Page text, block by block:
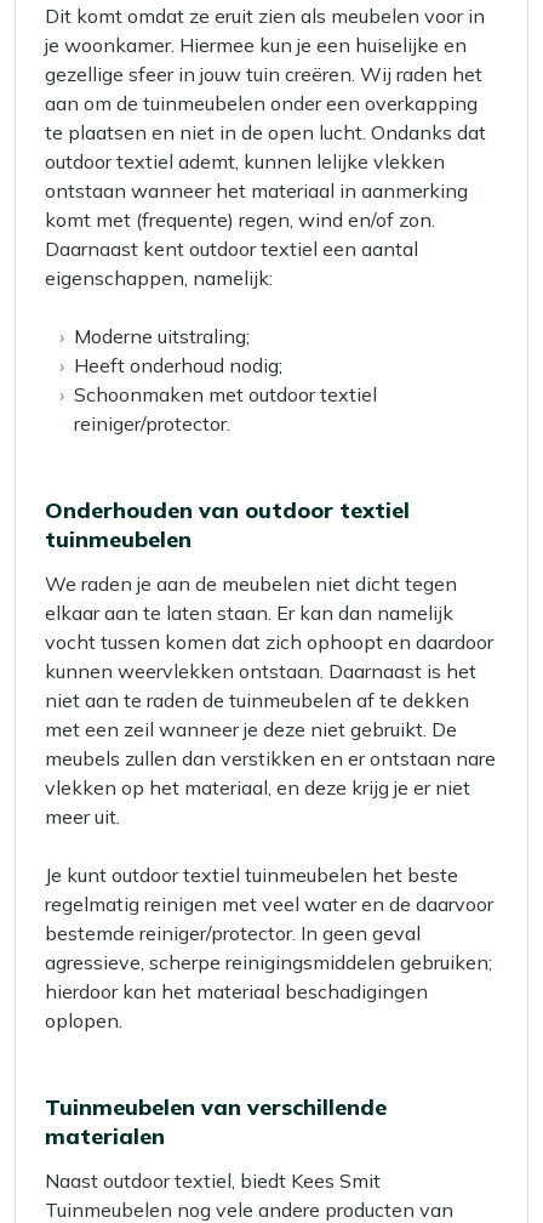
Dit komt omdat ze eruit zien als meubelen voor in
je woonkamer. Hiermee kun je een huiselijke en
gezellige sfeer in jouw tuin creëren. Wij raden het
aan om de tuinmeubelen onder een overkapping
te plaatsen en niet in de open lucht. Ondanks dat
outdoor textiel ademt, kunnen lelijke vlekken
ontstaan wanneer het materiaal in aanmerking
komt met (frequente) regen, wind en/of zon.
Daarnaast kent outdoor textiel een aantal
eigenschappen, namelijk:
Moderne uitstraling;
Heeft onderhoud nodig;
Schoonmaken met outdoor textiel
reiniger/protector.
Onderhouden van outdoor textiel
tuinmeubelen
We raden je aan de meubelen niet dicht tegen
elkaar aan te laten staan. Er kan dan namelijk
vocht tussen komen dat zich ophoopt en daardoor
kunnen weervlekken ontstaan. Daarnaast is het
niet aan te raden de tuinmeubelen af te dekken
met een zeil wanneer je deze niet gebruikt. De
meubels zullen dan verstikken en er ontstaan nare
vlekken op het materiaal, en deze krijg je er niet
meer uit.
Je kunt outdoor textiel tuinmeubelen het beste
regelmatig reinigen met veel water en de daarvoor
bestemde reiniger/protector. In geen geval
agressieve, scherpe reinigingsmiddelen gebruiken;
hierdoor kan het materiaal beschadigingen
oplopen.
Tuinmeubelen van verschillende
materialen
Naast outdoor textiel, biedt Kees Smit
Tuinmeubelen nog vele andere producten van